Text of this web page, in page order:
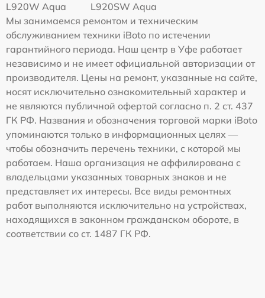
L920W Aqua
L920SW Aqua
Мы занимаемся ремонтом и техническим
обслуживанием техники iBoto по истечении
гарантийного периода. Наш центр в Уфе работает
независимо и не имеет официальной авторизации от
производителя. Цены на ремонт, указанные на сайте,
носят исключительно ознакомительный характер и
не являются публичной офертой согласно п. 2 ст. 437
ГК РФ. Названия и обозначения торговой марки iBoto
упоминаются только в информационных целях —
чтобы обозначить перечень техники, с которой мы
работаем. Наша организация не аффилирована с
владельцами указанных товарных знаков и не
представляет их интересы. Все виды ремонтных
работ выполняются исключительно на устройствах,
находящихся в законном гражданском обороте, в
соответствии со ст. 1487 ГК РФ.